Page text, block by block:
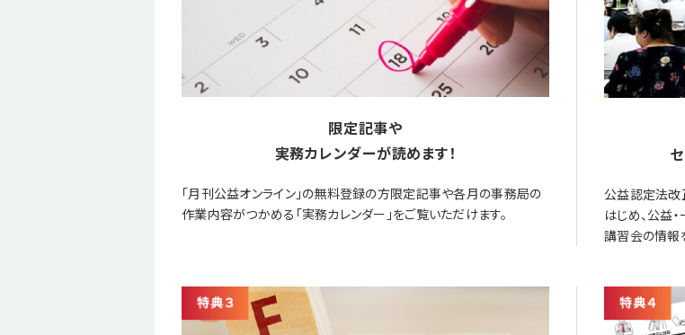
限定記事や
実務カレンダーが読めます！
「月刊公益オンライン」の無料登録の方限定記事や各月の事務局の
作業内容がつかめる「実務カレンダー」をご覧いただけます。
公益認定法改
はじめ、公益
講習会の情報